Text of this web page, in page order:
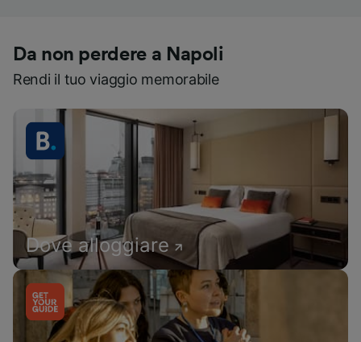
Da non perdere a Napoli
Rendi il tuo viaggio memorabile
Dove alloggiare